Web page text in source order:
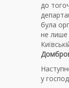
до
була
не
у